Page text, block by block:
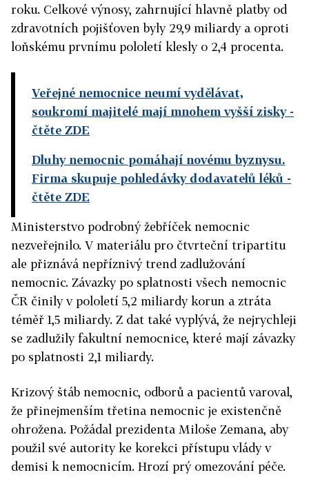
roku. Celkové výnosy, zahrnující hlavně platby od
zdravotních pojišťoven byly 29,9 miliardy a oproti
loňskému prvnímu pololetí klesly o 2,4 procenta.
Veřejné nemocnice neumí vydělávat,
soukromí majitelé mají mnohem vyšší zisky-
čtěte ZDE
Dluhy nemocnic pomáhají novému byznysu.
Firma skupuje pohledávky dodavatelů léků -
čtěte ZDE
Ministerstvo podrobný žebříček nemocnic
nezveřejnilo. V materiálu pro čtvrteční tripartitu
ale přiznává nepříznivý trend zadlužování
nemocnic. Závazky po splatnosti všech nemocnic
ČR činily v pololetí 5,2 miliardy korun a ztráta
téměř 1,5 miliardy. Z dat také vyplývá, že nejrychleji
se zadlužily fakultní nemocnice, které mají závazky
po splatnosti 2,1 miliardy.
Krizový štáb nemocnic, odborů a pacientů varoval,
že přinejmenším třetina nemocnic je existenčně
ohrožena. Požádal prezidenta Miloše Zemana, aby
použil své autority ke korekci přístupu vlády v
demisi k nemocnicím. Hrozí prý omezování péče.